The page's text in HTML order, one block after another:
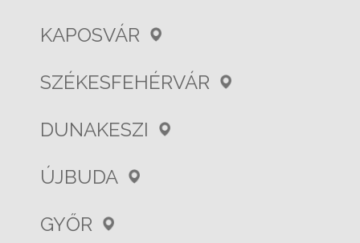
KAPOSVÁR
SZÉKESFEHÉRVÁR
DUNAKESZI
ÚJBUDA
GYŐR